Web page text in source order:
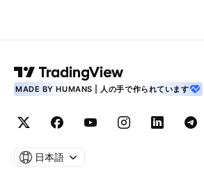
MADE BY HUMANS | 人の手で作られています
日本語